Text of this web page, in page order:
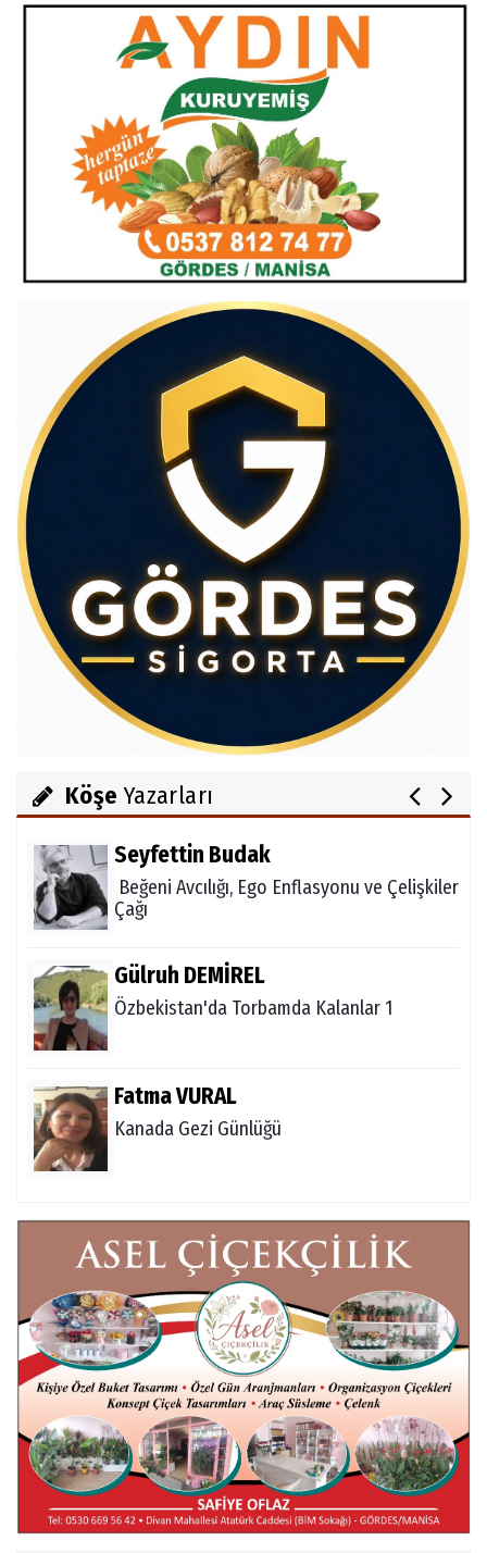
Köşe Yazarları
Av.Cenap GÜVEN
Gördesli Şair Alim Atay
Salih OKKALI
Seyfettin Budak
Beğeni Avcılığı, Ego Enflasyonu ve Çelişkiler
Çağı
Gülruh DEMİREL
Özbekistan'da Torbamda Kalanlar 1
Fatma VURAL
Kanada Gezi Günlüğü
Mert AKAR
Röportaj Serisi-46: Konuk =Prof.Dr.Hakan
Atalay (Psikanaliz)
Hüseyin TUNÇAY
Gökçeada Gezimiz-IV
İsmail AYBEY
Belma Sebil'i Tanıyor Musunuz?